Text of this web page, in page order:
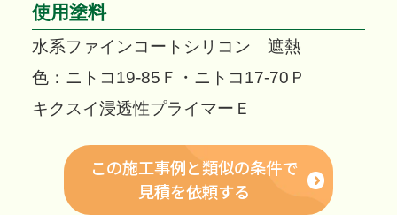
使用塗料
水系ファインコートシリコン 遮熱
色：ニトコ19-85Ｆ・ニトコ17-70Ｐ
キクスイ浸透性プライマーＥ
この施工事例と類似の条件で
見積を依頼する